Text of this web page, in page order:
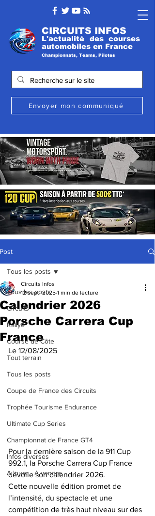
CIRCUITS INFOS
L'actualité des courses
automobiles en France
Championnats, Teams, Pilotes
Envoyer mon communiqué
Post
Tous les posts
Circuits
Rallye
Course de Côte
Tout terrain
Tous les posts
Coupe de France des Circuits
Trophée Tourisme Endurance
Ultimate Cup Series
Championnat de France GT4
Infos diverses
A louer - A vendre
Tous les posts
Calendrier 2026
Porsche Carrera Cup
France
Circuits Infos
12 sept. 2025 1 min de lecture
Le 12/08/2025
Pour la dernière saison de la 911 Cup
992.1, la Porsche Carrera Cup France
dévoile son calendrier 2026.
Cette nouvelle édition promet de
l’intensité, du spectacle et une
compétition de très haut niveau sur des